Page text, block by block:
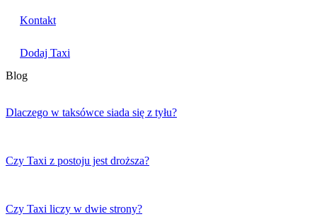
Kontakt
Dodaj Taxi
Blog
Dlaczego w taksówce siada się z tyłu?
Czy Taxi z postoju jest droższa?
Czy Taxi liczy w dwie strony?